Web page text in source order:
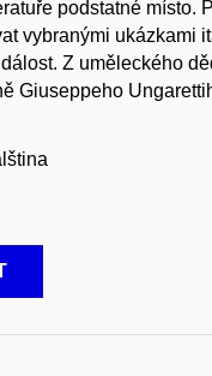
podstatné místo.
vybranými ukázkami
Z uměleckého
Giuseppeho